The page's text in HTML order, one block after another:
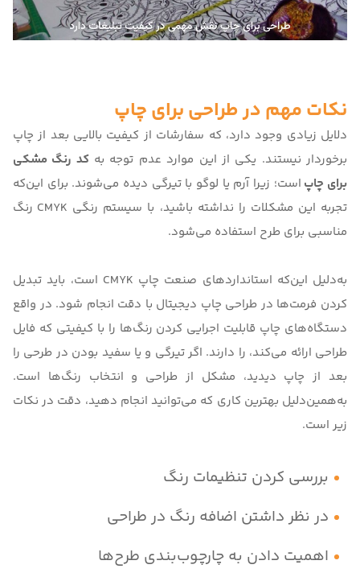
نکات مهم در طراحی برای چاپ
دلایل زیادی وجود دارد، که سفارشات از کیفیت بالایی بعد از چاپ
برخوردار نیستند. یکی از این موارد عدم توجه بهکد رنگ مشکی
برای چاپ است؛ زیرا آرم یا لوگو با تیرگی دیده می‌شوند. برای این‌که
تجربه این مشکلات را نداشته باشید، با سیستم رنگی CMYK
رنگ
مناسبی برای طرح استفاده می‌شود.
به‌دلیل این‌که استانداردهای صنعت چاپ CMYK است، باید تبدیل
کردن فرمت‌ها در طراحی چاپ دیجیتال با دقت انجام شود. در واقع
دستگاه‌های چاپ قابلیت اجرایی کردن رنگ‌ها را با کیفیتی که فایل
طراحی ارائه می‌کند، را دارند. اگر تیرگی و یا سفید بودن در طرحی را
بعد از چاپ دیدید، مشکل از طراحی و انتخاب رنگ‌ها است.
به‌همین‌دلیل بهترین کاری که می‌توانید انجام دهید، دقت در نکات
زیر است.
بررسی کردن تنظیمات رنگ
در نظر داشتن اضافه رنگ در طراحی
اهمیت دادن به چارچوب‌بندی طرح‌ها